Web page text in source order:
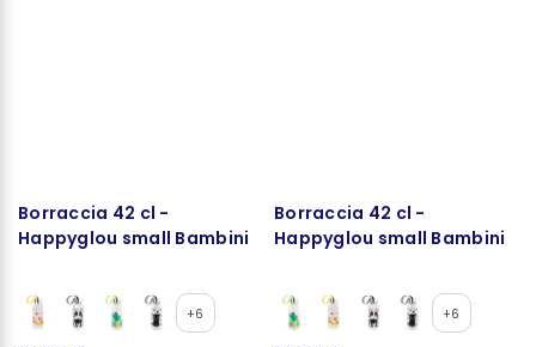
Borraccia 42 cl -
Happyglou small Bambini
+6
Borraccia 42 cl -
Happyglou small Bambini
+6